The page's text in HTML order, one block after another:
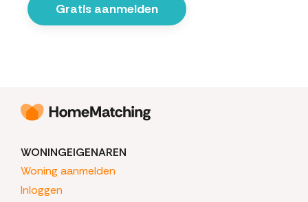
Gratis aanmelden
WONINGEIGENAREN
Woning aanmelden
Inloggen